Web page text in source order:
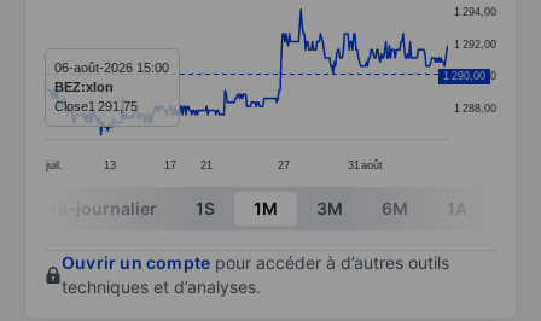
Line chart with 352 data points.
The chart has 1 X axis displaying categories.
The chart has 1 Y axis displaying values. Data
juil. 13 17 21 27 31 août
1 288,00
1 290,00
1 292,00
1 294,00
1 290,00
06-août-2026 15:00
BEZ:xlon
Close1 291,75
End of interactive chart.
Intra-journalier 1S 1M 3M 6M 1A
Ouvrir un compte pour accéder à d’autres outils
techniques et d’analyses.